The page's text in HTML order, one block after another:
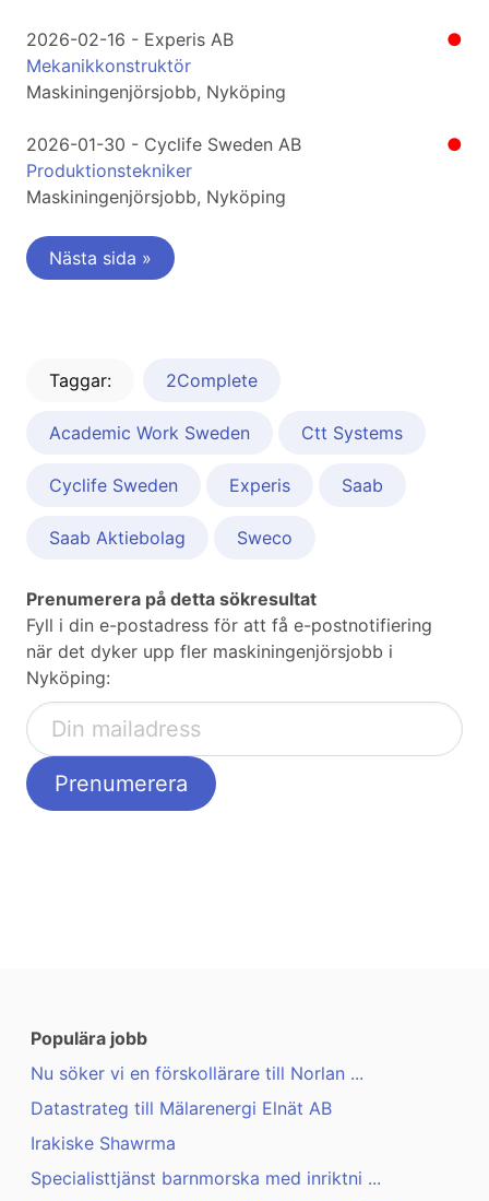
●
2026-02-16 - Experis AB
Mekanikkonstruktör
Maskiningenjörsjobb, Nyköping
●
2026-01-30 - Cyclife Sweden AB
Produktionstekniker
Maskiningenjörsjobb, Nyköping
Nästa sida »
Taggar: 2Complete
Academic Work Sweden Ctt Systems
Cyclife Sweden Experis Saab
Saab Aktiebolag Sweco
Prenumerera på detta sökresultat
Fyll i din e-postadress för att få e-postnotifiering
när det dyker upp fler maskiningenjörsjobb i
Nyköping:
Populära jobb
Nu söker vi en förskollärare till Norlan ...
Datastrateg till Mälarenergi Elnät AB
Irakiske Shawrma
Specialisttjänst barnmorska med inriktni ...